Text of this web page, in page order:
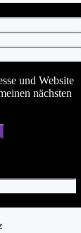
und Website
nächsten